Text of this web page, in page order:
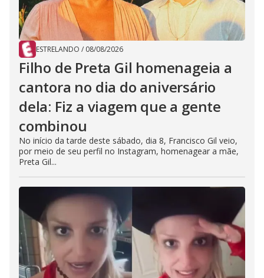
ESTRELANDO / 08/08/2026
Filho de Preta Gil homenageia a
cantora no dia do aniversário
dela: Fiz a viagem que a gente
combinou
No início da tarde deste sábado, dia 8, Francisco Gil veio,
por meio de seu perfil no Instagram, homenagear a mãe,
Preta Gil...